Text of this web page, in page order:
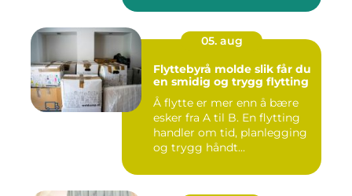
05. aug
Flyttebyrå molde slik får du
en smidig og trygg flytting
Å flytte er mer enn å bære
esker fra A til B. En flytting
handler om tid, planlegging
og trygg håndt...